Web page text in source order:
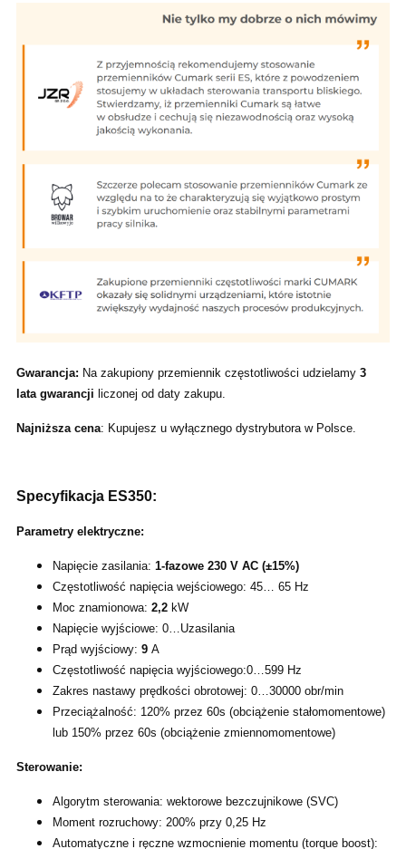
Gwarancja: Na zakupiony przemiennik częstotliwości udzielamy 3
lata gwarancji liczonej od daty zakupu.
Najniższa cena: Kupujesz u wyłącznego dystrybutora w Polsce.
Specyfikacja ES350:
Parametry elektryczne:
Napięcie zasilania: 1-fazowe 230 V AC (±15%)
Częstotliwość napięcia wejściowego: 45… 65 Hz
Moc znamionowa: 2,2 kW
Napięcie wyjściowe: 0…Uzasilania
Prąd wyjściowy: 9 A
Częstotliwość napięcia wyjściowego:0…599 Hz
Zakres nastawy prędkości obrotowej: 0…30000 obr/min
Przeciążalność: 120% przez 60s (obciążenie stałomomentowe)
lub 150% przez 60s (obciążenie zmiennomomentowe)
Sterowanie:
Algorytm sterowania: wektorowe bezczujnikowe (SVC)
Moment rozruchowy: 200% przy 0,25 Hz
Automatyczne i ręczne wzmocnienie momentu (torque boost):